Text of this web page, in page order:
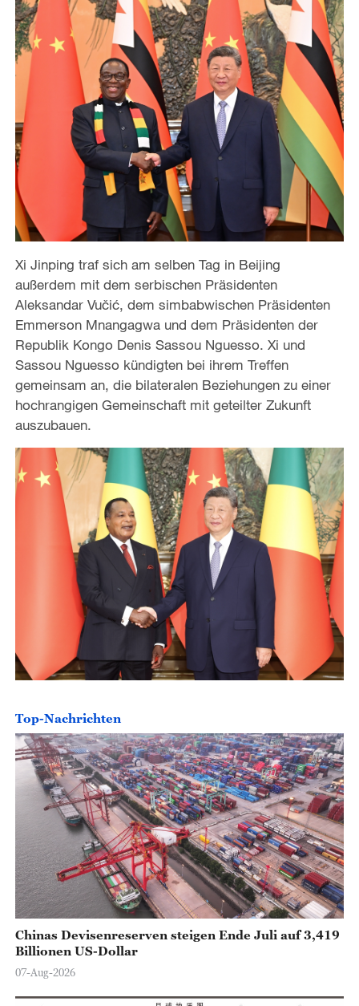
Xi Jinping traf sich am selben Tag in Beijing
außerdem mit dem serbischen Präsidenten
Aleksandar Vučić, dem simbabwischen Präsidenten
Emmerson Mnangagwa und dem Präsidenten der
Republik Kongo Denis Sassou Nguesso. Xi und
Sassou Nguesso kündigten bei ihrem Treffen
gemeinsam an, die bilateralen Beziehungen zu einer
hochrangigen Gemeinschaft mit geteilter Zukunft
auszubauen.
Top-Nachrichten
Chinas Devisenreserven steigen Ende Juli auf 3,419
Billionen US-Dollar
07-Aug-2026